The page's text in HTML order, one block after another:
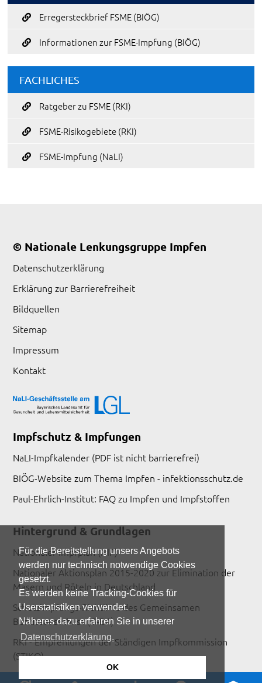
Für die Bereitstellung unsers Angebots
werden nur technisch notwendige Cookies
gesetzt.
Es werden keine Tracking-Cookies für
Userstatistiken verwendet.
Näheres dazu erfahren Sie in unserer
Datenschutzerklärung.
OK
Erregersteckbrief FSME (BIÖG)
Informationen zur FSME-Impfung (BIÖG)
FACHLICHES
Ratgeber zu FSME (RKI)
FSME-Risikogebiete (RKI)
FSME-Impfung (NaLI)
© Nationale Lenkungsgruppe Impfen
Datenschutzerklärung
Erklärung zur Barrierefreiheit
Bildquellen
Sitemap
Impressum
Kontakt
Impfschutz & Impfungen
NaLI-Impfkalender(PDF ist nicht barrierefrei)
BIÖG-Website zum Thema Impfen - infektionsschutz.de
Paul-Ehrlich-Institut: FAQ zu Impfen und Impfstoffen
Hintergrund & Grundlagen
Nationaler Impfplan (NIP)
Nationaler Aktionsplan 2015-2020 zur Elimination der
Masern und Röteln in Deutschland
Schutzimpfungs-Richtlinie des Gemeinsamen
Bundesausschuss (G-BA)
RKI - Empfehlungen der Ständigen Impfkommission
(STIKO)